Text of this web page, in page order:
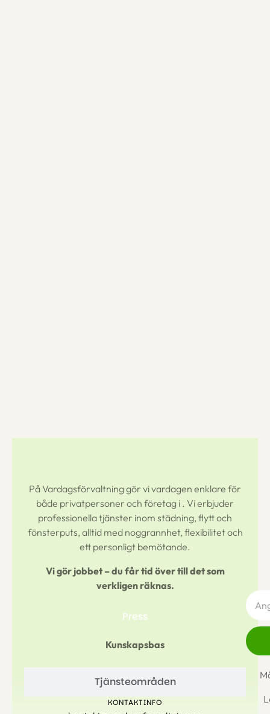
På Vardagsförvaltning gör vi vardagen enklare för
både privatpersoner och företag i . Vi erbjuder
professionella tjänster inom städning, flytt och
fönsterputs, alltid med noggrannhet, flexibilitet och
ett personligt bemötande.
Vi gör jobbet – du får tid över till det som
verkligen räknas.
Press
Tjänsteområden
Kunskapsbas
KONTAKTINFO